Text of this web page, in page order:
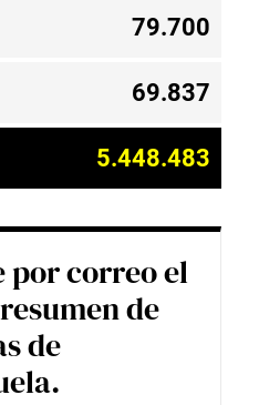
79.700
69.837
5.448.483
por correo el
de
de